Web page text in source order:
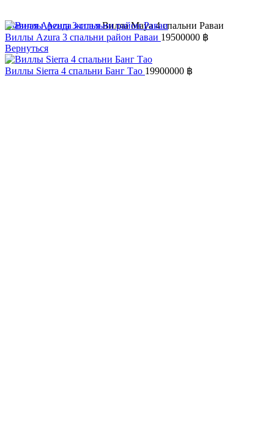
ГлавнаяАренда жильяВилла Maya 4 спальни Раваи
Виллы Azura 3 спальни район Раваи 19500000 ฿
Вернуться
Виллы Sierra 4 спальни Банг Тао 19900000 ฿